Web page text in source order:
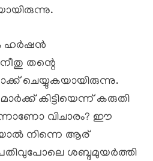
ഹർഷൻ
നീതു തന്റെ
ചെയ്യുകയായിരുന്നു.
കിട്ടിയെന്ന് കരുതി
വിചാരം? ഈ
നിന്നെ ആര്
ശബ്ദമുയർത്തി